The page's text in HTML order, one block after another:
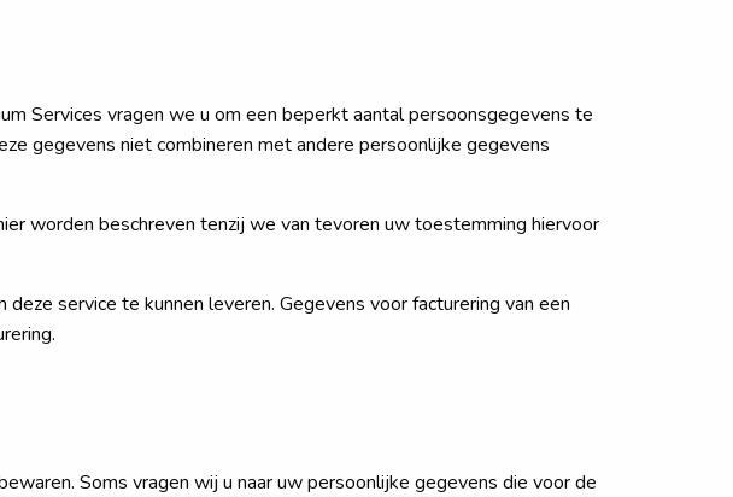
Services vragen we u om een beperkt aantal persoonsgegevens te
gegevens niet combineren met andere persoonlijke gegevens
worden beschreven tenzij we van tevoren uw toestemming hiervoor
service te kunnen leveren. Gegevens voor facturering van een
Soms vragen wij u naar uw persoonlijke gegevens die voor de